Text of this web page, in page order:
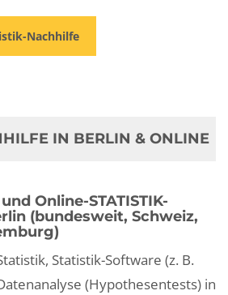
Nachhilfe
IN BERLIN & ONLINE
Online-STATISTIK-
(bundesweit, Schweiz,
Statistik-Software (z. B.
(Hypothesentests) in